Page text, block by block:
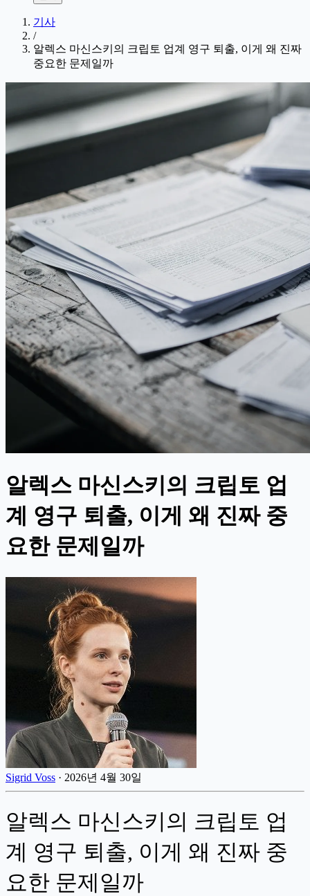
기사
/
알렉스 마신스키의 크립토 업계 영구 퇴출, 이게 왜 진짜
중요한 문제일까
알렉스 마신스키의 크립토 업
계 영구 퇴출, 이게 왜 진짜 중
요한 문제일까
Sigrid Voss · 2026년 4월 30일
알렉스 마신스키의 크립토 업
계 영구 퇴출, 이게 왜 진짜 중
요한 문제일까